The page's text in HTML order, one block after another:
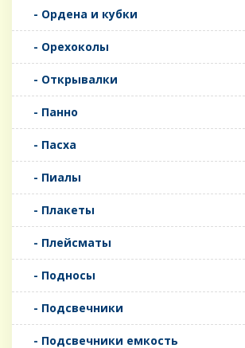
- Ордена и кубки
- Орехоколы
- Открывалки
- Панно
- Пасха
- Пиалы
- Плакеты
- Плейсматы
- Подносы
- Подсвечники
- Подсвечники емкость